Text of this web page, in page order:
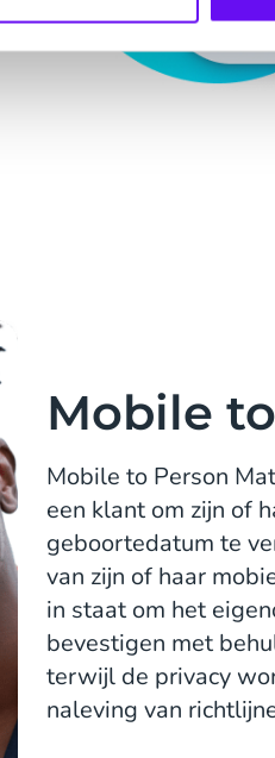
Mobile
Mobile to Person
een klant om zijn of
geboortedatum te
van zijn of haar
in staat om het
bevestigen met
terwijl de privacy
naleving van